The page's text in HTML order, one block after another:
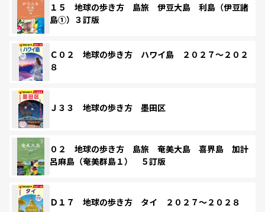
１５ 地球の歩き方 島旅 伊豆大島 利島（伊豆諸
島①）３訂版
Ｃ０２ 地球の歩き方 ハワイ島 ２０２７～２０２
８
Ｊ３３ 地球の歩き方 墨田区
０２ 地球の歩き方 島旅 奄美大島 喜界島 加計
呂麻島（奄美群島１） ５訂版
Ｄ１７ 地球の歩き方 タイ ２０２７～２０２８